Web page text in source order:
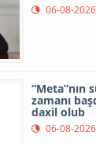
06-08-2026
“Meta”nın
zamanı
daxil olub
06-08-2026